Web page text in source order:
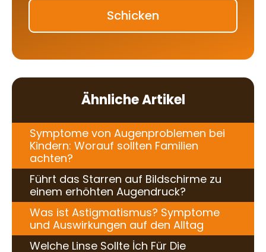
Schicken
Ähnliche Artikel
Symptome von Augenproblemen bei
Kindern: Worauf sollten Familien
achten?
Führt das Starren auf Bildschirme zu
einem erhöhten Augendruck?
Was ist Astigmatismus? Symptome
und Auswirkungen auf den Alltag
Welche Linse Sollte İch Für Die